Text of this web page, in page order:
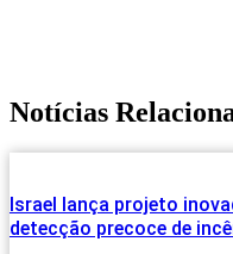
Notícias
Israel lança projeto
detecção precoce de